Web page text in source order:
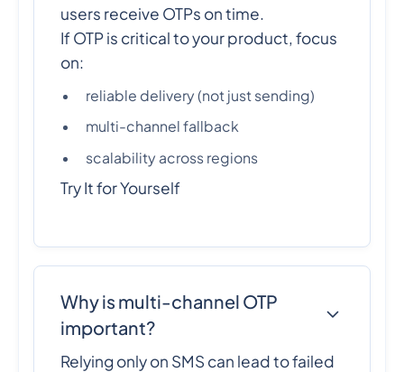
users receive OTPs on time.
If OTP is critical to your product, focus
on:
reliable delivery (not just sending)
multi-channel fallback
scalability across regions
Try It for Yourself
Why is multi-channel OTP
important?
Relying only on SMS can lead to failed